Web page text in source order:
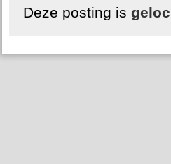
Deze posting is